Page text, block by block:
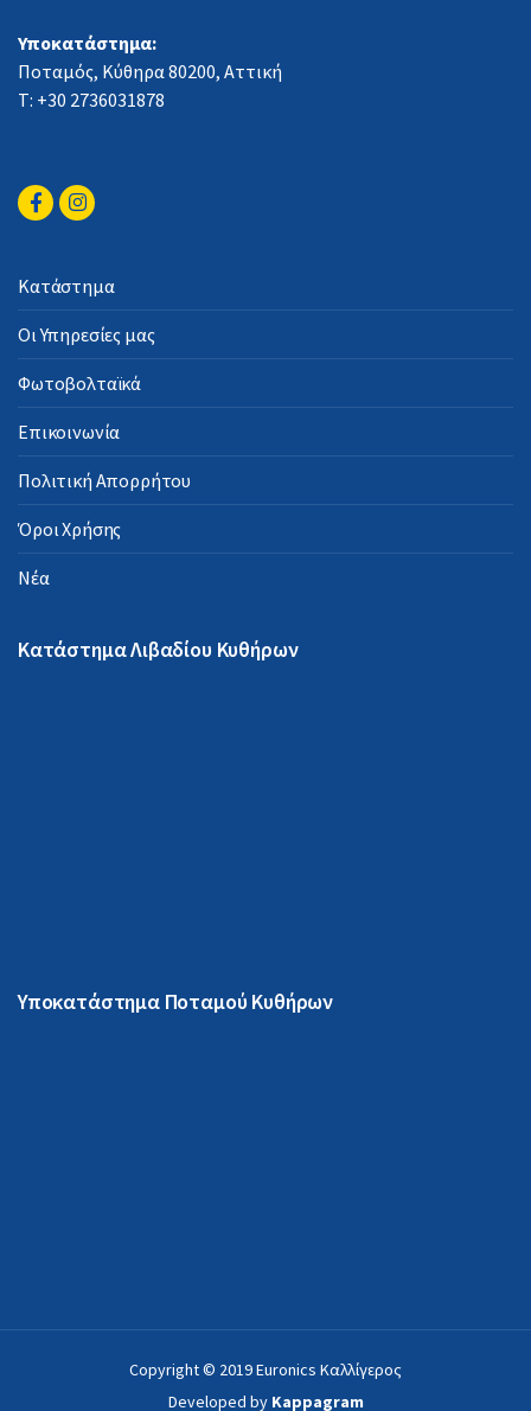
Υποκατάστημα:
Ποταμός, Κύθηρα 80200, Αττική
Τ: +30 2736031878
Κατάστημα
Οι Υπηρεσίες μας
Φωτοβολταϊκά
Επικοινωνία
Πολιτική Απορρήτου
Όροι Χρήσης
Νέα
Κατάστημα Λιβαδίου Κυθήρων
Υποκατάστημα Ποταμού Κυθήρων
Copyright © 2019 Euronics Καλλίγερος
Developed by Kappagram